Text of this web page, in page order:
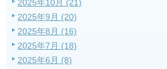
2025年10月 (21)
2025年9月 (20)
2025年8月 (16)
2025年7月 (18)
2025年6月 (8)